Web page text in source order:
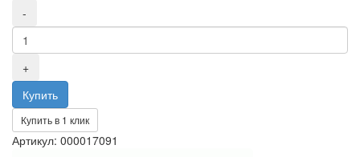
Купить в 1 клик
Артикул: 000017091